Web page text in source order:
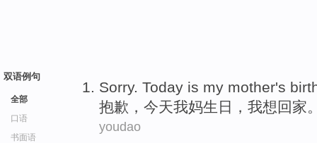
双语例句
全部
口语
书面语
Sorry. Today is my mother's
抱歉 ， 今天我妈生日 ， 我想 回家
youdao